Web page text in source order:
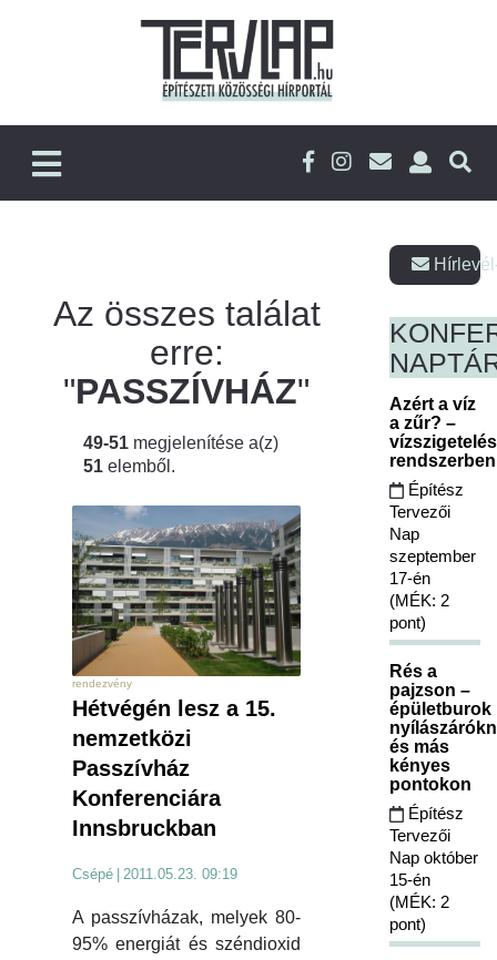
Az összes találat
erre:
"PASSZÍVHÁZ"
49-51 megjelenítése a(z)
51 elemből.
rendezvény
Hétvégén lesz a 15.
nemzetközi
Passzívház
Konferenciára
Innsbruckban
Csépé 2011.05.23. 09:19
A passzívházak, melyek 80-
95% energiát és széndioxid
Azért a víz
a zűr? –
Építész
Tervezői
Nap
szeptember
17-én
(MÉK: 2
pont)
Rés a
pajzson –
épületburok
és más
kényes
pontokon
Építész
Tervezői
Nap október
15-én
(MÉK: 2
pont)